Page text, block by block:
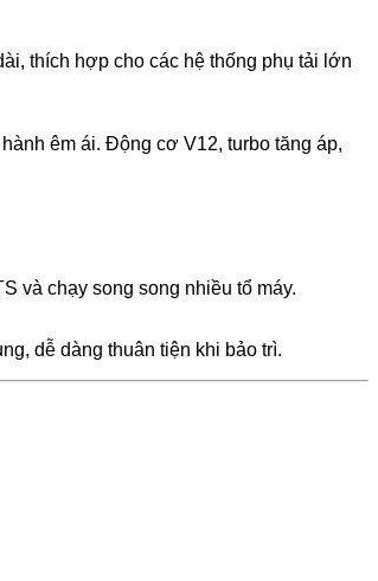
thích hợp cho các hệ thống phụ tải lớn
êm ái. Động cơ V12, turbo tăng áp,
và chạy song song nhiều tổ máy.
dễ dàng thuân tiện khi bảo trì.